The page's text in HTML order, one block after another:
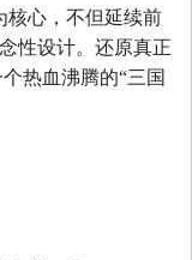
核心，不但延续前
性设计。还原真正
热血沸腾的“三国